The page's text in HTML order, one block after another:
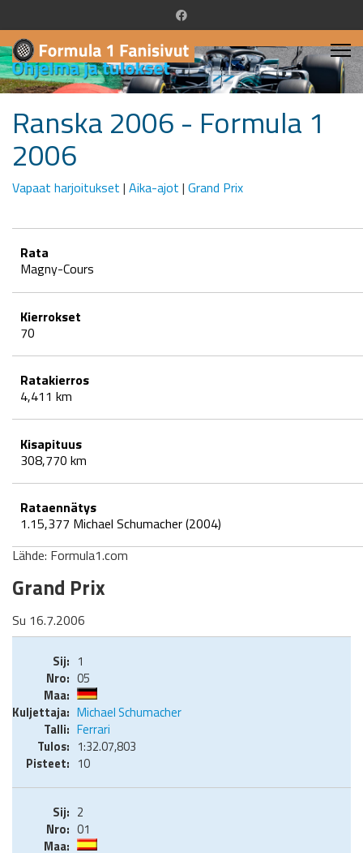
Ranska 2006 - Formula 1
2006
Vapaat harjoitukset | Aika-ajot | Grand Prix
Rata
Magny-Cours
Kierrokset
70
Ratakierros
4,411 km
Kisapituus
308,770 km
Rataennätys
1.15,377 Michael Schumacher (2004)
Lähde: Formula1.com
Grand Prix
Su 16.7.2006
1
05
Michael Schumacher
Ferrari
1:32.07,803
10
2
01